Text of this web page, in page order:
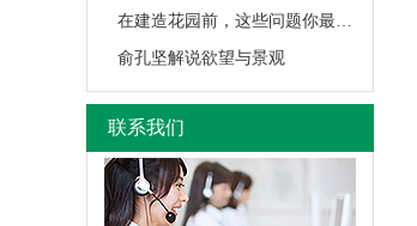
在建造花园前，这些问题你最好先考虑清楚再行动
俞孔坚解说欲望与景观
联系我们